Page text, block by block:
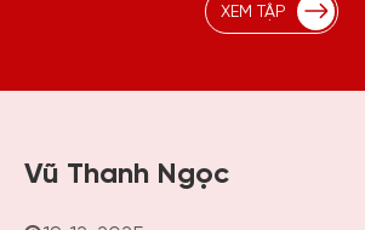
XEM TẬP
Vũ Thanh Ngọc